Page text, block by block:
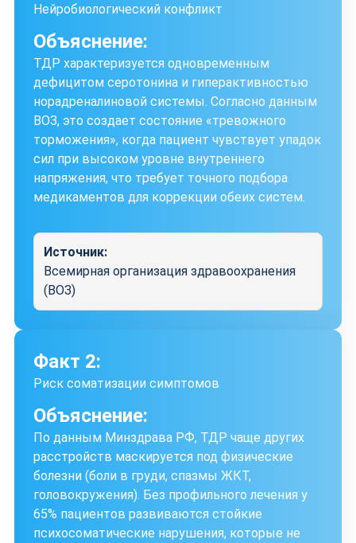
Нейробиологический конфликт
Объяснение:
ТДР характеризуется одновременным
дефицитом серотонина и гиперактивностью
норадреналиновой системы. Согласно данным
ВОЗ, это создает состояние «тревожного
торможения», когда пациент чувствует упадок
сил при высоком уровне внутреннего
напряжения, что требует точного подбора
медикаментов для коррекции обеих систем.
Источник:
Всемирная организация здравоохранения
(ВОЗ)
Факт 2:
Риск соматизации симптомов
Объяснение:
По данным Минздрава РФ, ТДР чаще других
расстройств маскируется под физические
болезни (боли в груди, спазмы ЖКТ,
головокружения). Без профильного лечения у
65% пациентов развиваются стойкие
психосоматические нарушения, которые не